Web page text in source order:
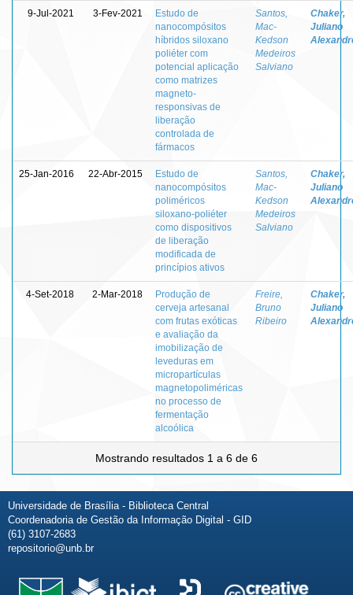
9-Jul-2021 3-Fev-2021
Estudo de
nanocompósitos
híbridos siloxano
poliéter com
potencial aplicação
como matrizes
magneto-
responsivas de
liberação
controlada de
fármacos
Santos,
Mac-
Kedson
Medeiros
Salviano
Chaker,
Juliano
25-Jan-2016 22-Abr-2015
Estudo de
nanocompósitos
poliméricos
siloxano-poliéter
como dispositivos
de liberação
modificada de
princípios ativos
Santos,
Mac-
Kedson
Medeiros
Salviano
Chaker,
Juliano
4-Set-2018 2-Mar-2018
Produção de
cerveja artesanal
com frutas exóticas
e avaliação da
imobilização de
leveduras em
micropartículas
magnetopoliméricas
no processo de
fermentação
alcoólica
Freire,
Bruno
Ribeiro
Chaker,
Juliano
Mostrando resultados 1 a 6 de 6
Universidade de Brasília - Biblioteca Central
Coordenadoria de Gestão da Informação Digital - GID
(61) 3107-2683
repositorio@unb.br